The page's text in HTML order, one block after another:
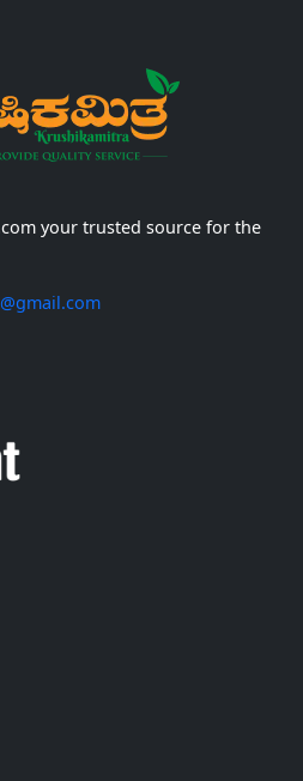
your trusted source for the